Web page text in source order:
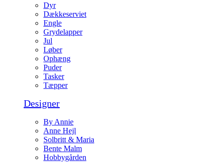
Dyr
Dækkeserviet
Engle
Grydelapper
Jul
Løber
Ophæng
Puder
Tasker
Tæpper
Designer
By Annie
Anne Hejl
Solbritt & Maria
Bente Malm
Hobbygården